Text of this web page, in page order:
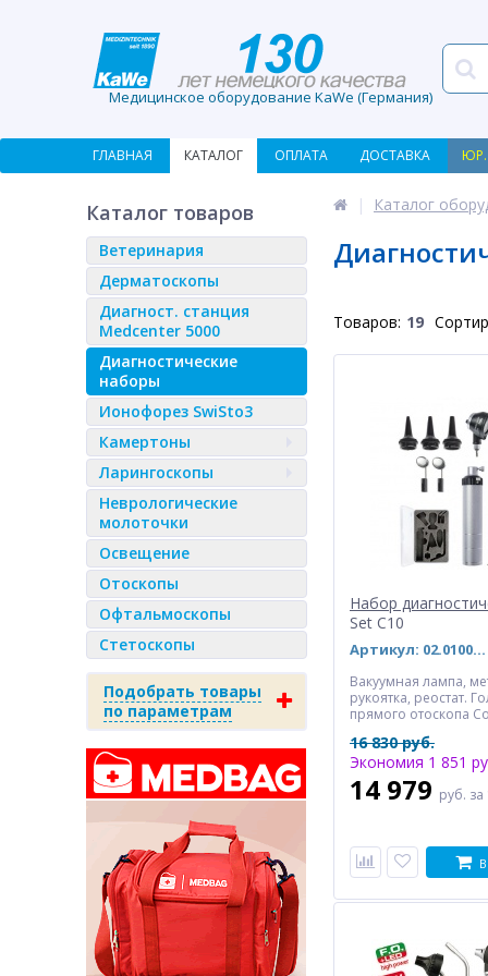
Медицинское оборудование KaWe (Германия)
ГЛАВНАЯ КАТАЛОГ ОПЛАТА ДОСТАВКА
Каталог товаров
Ветеринария
Дерматоскопы
Диагност. станция
Medcenter 5000
Диагностические
наборы
Ионофорез SwiSto3
Камертоны
Ларингоскопы
Неврологические
молоточки
Освещение
Отоскопы
Офтальмоскопы
Стетоскопы
Подобрать товары
по параметрам
Каталог
Товаров: 19
Набор
Set C10
Артикул: 02.01000.002
Вакуумная лампа,
рукоятка, реостат.
прямого отоскопа
гортанный
гортанных зеркала,
шпателя. В футляре
16 830 руб.
Экономия 1 851
14 979 руб. за